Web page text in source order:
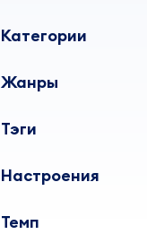
Категории
Жанры
Тэги
Настроения
Темп